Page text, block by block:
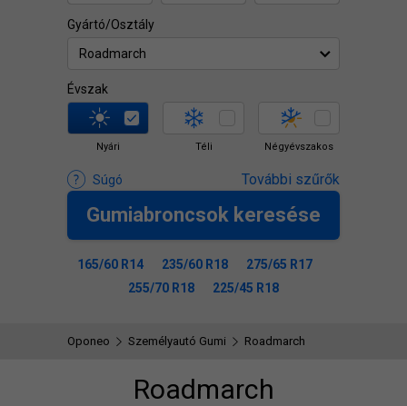
Gyártó/Osztály
Roadmarch
Évszak
Nyári Téli Négyévszakos
Súgó További szűrők
Gumiabroncsok keresése
165/60 R14 235/60 R18
275/65 R17
255/70 R18
225/45 R18
Oponeo Személyautó Gumi Roadmarch
Roadmarch